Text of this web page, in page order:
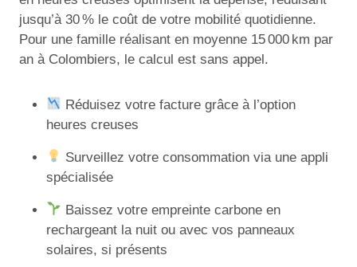
jusqu’à 30 % le coût de votre mobilité quotidienne.
Pour une famille réalisant en moyenne 15 000 km par
an à Colombiers, le calcul est sans appel.
Réduisez votre facture grâce à l’option
heures creuses
Surveillez votre consommation via une appli
spécialisée
Baissez votre empreinte carbone en
rechargeant la nuit ou avec vos panneaux
solaires, si présents